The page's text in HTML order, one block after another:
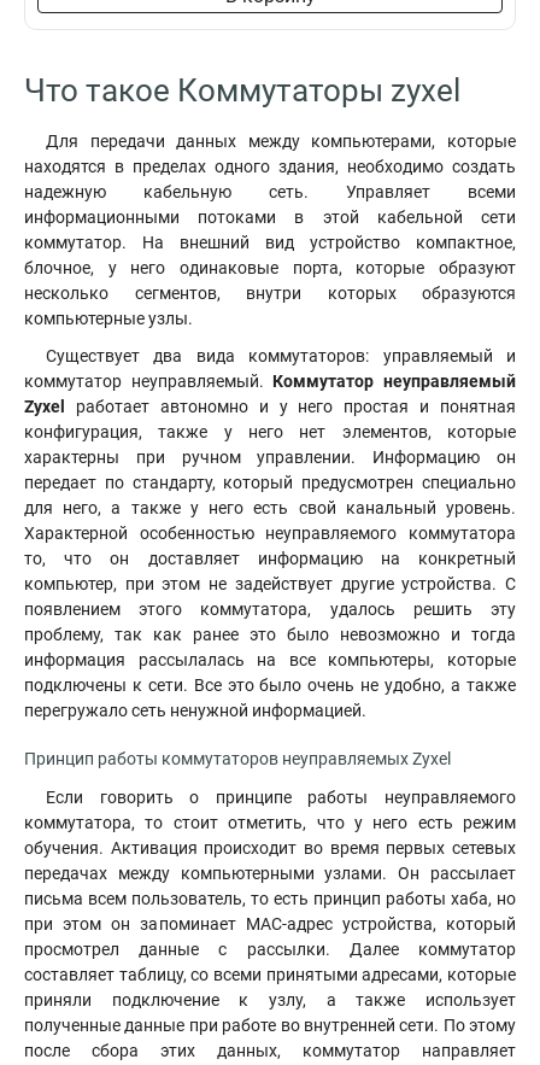
Что такое Коммутаторы zyxel
Для передачи данных между компьютерами, которые
находятся в пределах одного здания, необходимо создать
надежную кабельную сеть. Управляет всеми
информационными потоками в этой кабельной сети
коммутатор. На внешний вид устройство компактное,
блочное, у него одинаковые порта, которые образуют
несколько сегментов, внутри которых образуются
компьютерные узлы.
Существует два вида коммутаторов: управляемый и
коммутатор неуправляемый. Коммутатор неуправляемый
Zyxel
работает автономно и у него простая и понятная
конфигурация, также у него нет элементов, которые
характерны при ручном управлении. Информацию он
передает по стандарту, который предусмотрен специально
для него, а также у него есть свой канальный уровень.
Характерной особенностью неуправляемого коммутатора
то, что он доставляет информацию на конкретный
компьютер, при этом не задействует другие устройства. С
появлением этого коммутатора, удалось решить эту
проблему, так как ранее это было невозможно и тогда
информация рассылалась на все компьютеры, которые
подключены к сети. Все это было очень не удобно, а также
перегружало сеть ненужной информацией.
Принцип работы коммутаторов неуправляемых Zyxel
Если говорить о принципе работы неуправляемого
коммутатора, то стоит отметить, что у него есть режим
обучения. Активация происходит во время первых сетевых
передачах между компьютерными узлами. Он рассылает
письма всем пользователь, то есть принцип работы хаба, но
при этом он запоминает МАС-адрес устройства, который
просмотрел данные с рассылки. Далее коммутатор
составляет таблицу, со всеми принятыми адресами, которые
приняли подключение к узлу, а также использует
полученные данные при работе во внутренней сети. По этому
после сбора этих данных, коммутатор направляет